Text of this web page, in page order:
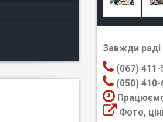
Завжди
(067) 411-
(050)
Фото,